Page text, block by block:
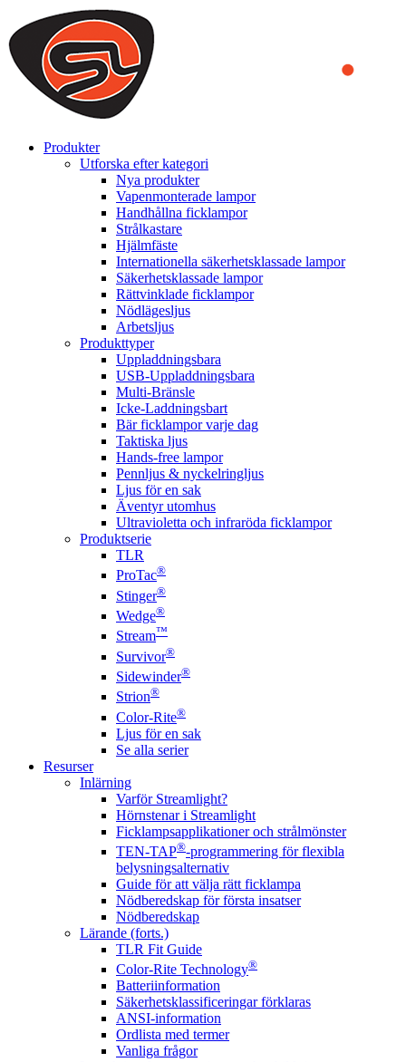
We use cookies to ensure that we provide you the best experience
on our website. By continuing to browse this website, you accept
that cookies are used to help us analyze how the website is used and
to offer you a better experience. To learn more or to find out how
you can disable cookies, you can access our
Produkter
Utforska efter kategori
Nya produkter
Vapenmonterade lampor
Handhållna ficklampor
Strålkastare
Hjälmfäste
Internationella säkerhetsklassade lampor
Säkerhetsklassade lampor
Rättvinklade ficklampor
Nödlägesljus
Arbetsljus
Produkttyper
Uppladdningsbara
USB-Uppladdningsbara
Multi-Bränsle
Icke-Laddningsbart
Bär ficklampor varje dag
Taktiska ljus
Hands-free lampor
Pennljus & nyckelringljus
Ljus för en sak
Äventyr utomhus
Ultravioletta och infraröda ficklampor
Produktserie
TLR
ProTac®
Stinger®
Wedge®
Stream™
Survivor®
Sidewinder®
Strion®
Color-Rite®
Ljus för en sak
Se alla serier
Resurser
Inlärning
Varför Streamlight?
Hörnstenar i Streamlight
Ficklampsapplikationer och strålmönster
TEN-TAP®-programmering för flexibla
belysningsalternativ
Guide för att välja rätt ficklampa
Nödberedskap för första insatser
Nödberedskap
Lärande (forts.)
TLR Fit Guide
Color-Rite Technology®
Batteriinformation
Säkerhetsklassificeringar förklaras
ANSI-information
Ordlista med termer
Vanliga frågor